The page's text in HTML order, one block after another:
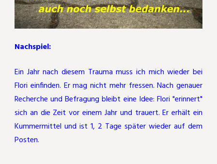
Nachspiel:
Ein Jahr nach diesem Trauma muss ich mich wieder bei
Flori einfinden. Er mag nicht mehr fressen. Nach genauer
Recherche und Befragung bleibt eine Idee: Flori "erinnert"
sich an die Zeit vor einem Jahr und trauert. Er erhält ein
Kummermittel und ist 1, 2 Tage später wieder auf dem
Posten.